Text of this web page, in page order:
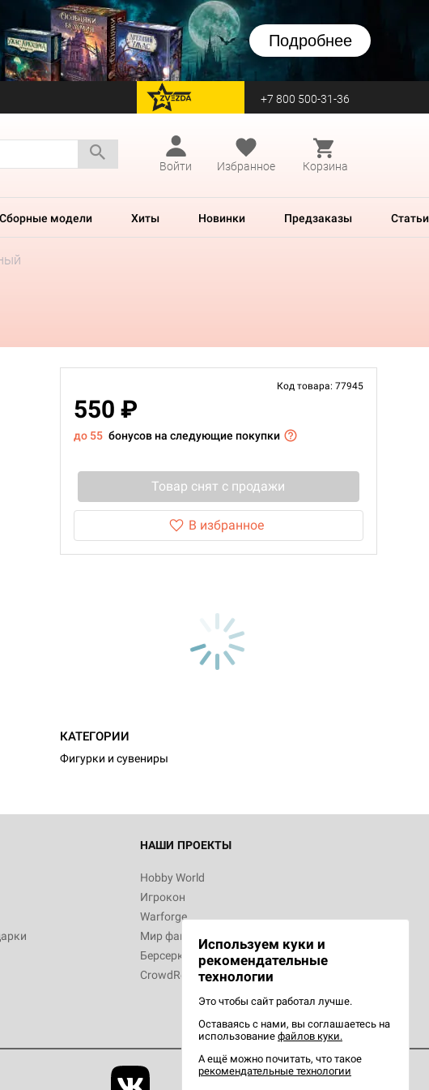
Подробнее
перейти на Zvezda +7 800 500-31-36
Войти
Избранное Корзина
Сборные модели Хиты Новинки Предзаказы Статьи
Код товара: 77945
550 ₽
до 55 бонусов на следующие покупки
Товар снят с продажи
В избранное
КАТЕГОРИИ
Фигурки и сувениры
НАШИ ПРОЕКТЫ
Hobby World
Игрокон
Warforge
Мир фантастики
Берсерк
CrowdRepublic
Используем куки и
рекомендательные
технологии
Это чтобы сайт работал лучше.
Оставаясь с нами, вы соглашаетесь на
использование файлов куки.
А ещё можно почитать, что такое
рекомендательные технологии